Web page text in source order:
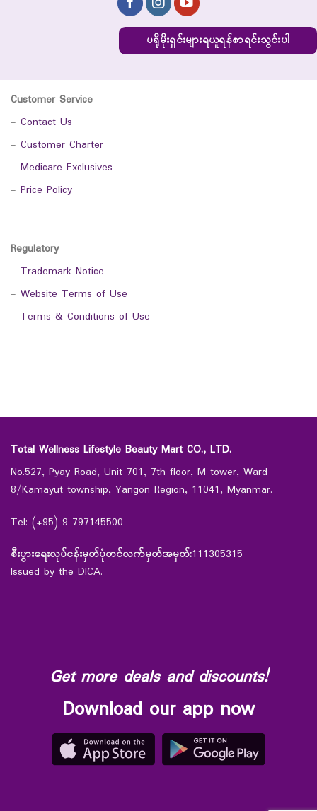
ပရိုမိုးရှင်းများရယူရန်စာရင်းသွင်းပါ
Customer Service
- Contact Us
- Customer Charter
- Medicare Exclusives
- Price Policy
Regulatory
- Trademark Notice
- Website Terms of Use
- Terms & Conditions of Use
Total Wellness Lifestyle Beauty Mart CO., LTD.
No.527, Pyay Road, Unit 701, 7th floor, M tower, Ward
8/Kamayut township, Yangon Region, 11041, Myanmar.
Tel: (+95) 9 797145500
စီးပွားရေးလုပ်ငန်းမှတ်ပုံတင်လက်မှတ်အမှတ်:111305315
Issued by the DICA.
Get more deals and discounts!
Download our app now